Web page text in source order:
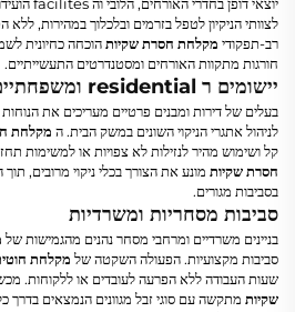
לצוותי הניקיון לטפל בזרמים ובלכלוך במהירות, ללא
רב-תפקודי מקלחת חסרת שקיותהוכחה כחיונית
חורגות מתקוות האורחים ומסטנדרטים התעשייתיים.
יישומים ר residential ומשפחתיים
בעלים של דירות ומבנים פרטיים מעריכים את הנוחות
לניהול אתגרי הניקוי השונים במשק הבית. ה מקלחת
קל ושימוש מהיר לנזילות לא צפויות או למשימות
חסרת שקיות מונע את הצורך בכלי ניקוי מרובים,
בסביבות מגורים.
סביבות מסחריות ומשרדיות
בניינים משרדיים ומרחבי מסחר נהנים מהגמישות של
סביבות מקצועיות. הפעולה השקטה של מקלחת
שעות העבודה ללא הפרעה לעובדים או ללקוחות.
שקיות מתקשה עם סוגי זבל מגוונים הנמצאים